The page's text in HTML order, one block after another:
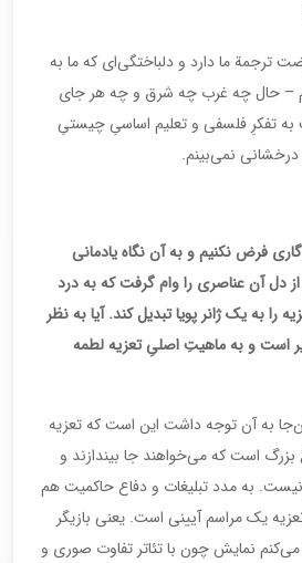
ترجمة ما دارد و دلباختگی‌ای که ما به
– حال چه غرب چه شرق و چه هر جای
تفکرِ فلسفی و تعلیم اساسیِ چیستیِ
درخشانی نمی‌بینم.
فرض نکنیم و به آن نگاه یادمانی
دل آن عناصری را وام گرفت که به درد
را به یک ژانر پویا تبدیل کند. آیا به نظر
است و به ماهیتِ اصلیِ تعزیه لطمه
به آن توجه داشت این است که تعزیه
است که می‌خواهند جا بیندازند و
به مدد تبلیغات و دفاع حاکمیت هم
یک مراسم آیینی است. یعنی بازیگر
نمایش چون با تئاتر تفاوت صوری و